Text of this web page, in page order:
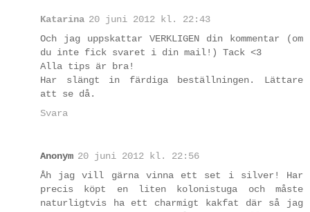
Katarina 20 juni 2012 kl. 22:43
Och jag uppskattar VERKLIGEN din kommentar (om
du inte fick svaret i din mail!) Tack <3
Alla tips är bra!
Har slängt in färdiga beställningen. Lättare
att se då.
Svara
Anonym 20 juni 2012 kl. 22:56
Åh jag vill gärna vinna ett set i silver! Har
precis köpt en liten kolonistuga och måste
naturligtvis ha ett charmigt kakfat där så jag